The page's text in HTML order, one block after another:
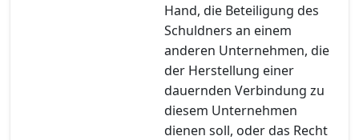
Hand, die Beteiligung des
Schuldners an einem
anderen Unternehmen, die
der Herstellung einer
dauernden Verbindung zu
diesem Unternehmen
dienen soll, oder das Recht